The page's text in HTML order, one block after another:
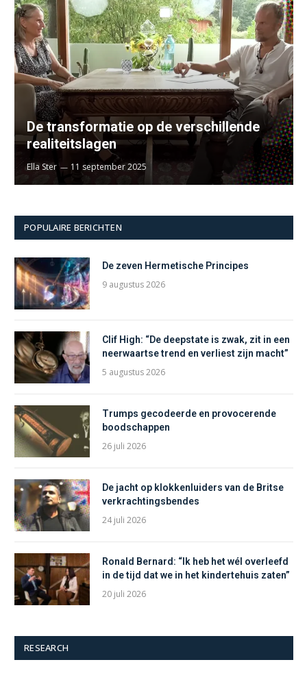
De transformatie op de verschillende
realiteitslagen
Ella Ster 11 september 2025
POPULAIRE BERICHTEN
De zeven Hermetische Principes
9 augustus 2026
Clif High: “De deepstate is zwak, zit in een
neerwaartse trend en verliest zijn macht”
5 augustus 2026
Trumps gecodeerde en provocerende
boodschappen
26 juli 2026
De jacht op klokkenluiders van de Britse
verkrachtingsbendes
24 juli 2026
Ronald Bernard: “Ik heb het wél overleefd
in de tijd dat we in het kindertehuis zaten”
20 juli 2026
RESEARCH